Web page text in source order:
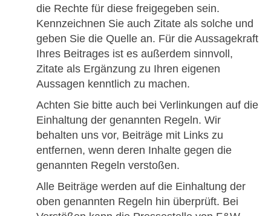
die Rechte für diese freigegeben sein.
Kennzeichnen Sie auch Zitate als solche und
geben Sie die Quelle an. Für die Aussagekraft
Ihres Beitrages ist es außerdem sinnvoll,
Zitate als Ergänzung zu Ihren eigenen
Aussagen kenntlich zu machen.
Achten Sie bitte auch bei Verlinkungen auf die
Einhaltung der genannten Regeln. Wir
behalten uns vor, Beiträge mit Links zu
entfernen, wenn deren Inhalte gegen die
genannten Regeln verstoßen.
Alle Beiträge werden auf die Einhaltung der
oben genannten Regeln hin überprüft. Bei